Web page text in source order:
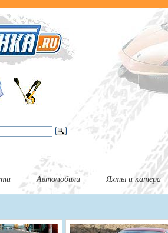
Автомобили Яхты и катера